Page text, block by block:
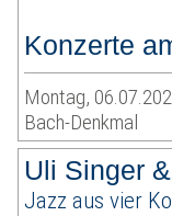
Konzerte
Montag,
Bach-Denkmal
Uli Singer
Jazz aus vier